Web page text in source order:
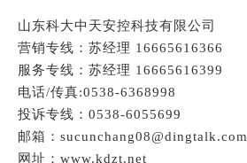
山东科大中天安控科技有限公司
营销专线：苏经理 16665616366
服务专线：苏经理 16665616399
电话/传真:0538-6368998
投诉专线：0538-6055699
邮箱：sucunchang08@dingtalk.com
网址：www.kdzt.net